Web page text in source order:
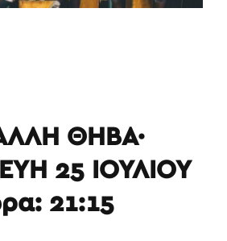
ΘΗΒΑ·
25 ΙΟΥΛΙΟΥ
21:15